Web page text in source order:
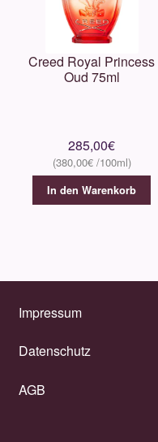
Creed Royal Princess
Oud 75ml
285,00€
380,00€
In den Warenkorb
Impressum
Datenschutz
AGB